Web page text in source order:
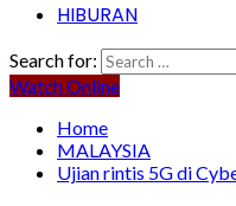
HIBURAN
Search for:
Watch Online
Home
MALAYSIA
Ujian rintis 5G di